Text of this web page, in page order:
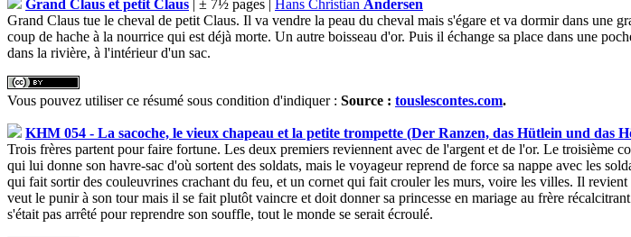
Grand Claus et petit Claus | ± 7½ pages | Hans Christian Andersen
Grand Claus tue le cheval de petit Claus. Il va vendre la peau du cheval mais s'égare et va dormir dans une
coup de hache à la nourrice qui est déjà morte. Un autre boisseau d'or. Puis il échange sa place dans une
dans la rivière, à l'intérieur d'un sac.
Vous pouvez utiliser ce résumé sous condition d'indiquer : Source : touslescontes.com.
KHM 054 - La sacoche, le vieux chapeau et la petite trompette (Der Ranzen, das Hütlein und das
Trois frères partent pour faire fortune. Les deux premiers reviennent avec de l'argent et de l'or. Le troisième
qui lui donne son havre-sac d'où sortent des soldats, mais le voyageur reprend de force sa nappe avec les
qui fait sortir des couleuvrines crachant du feu, et un cornet qui fait crouler les murs, voire les villes. Il
veut le punir à son tour mais il se fait plutôt vaincre et doit donner sa princesse en mariage au frère
s'était pas arrêté pour reprendre son souffle, tout le monde se serait écroulé.